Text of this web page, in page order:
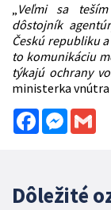
„Veľmi sa
dôstojník
Českú republiku
to komunikáciu
týkajú ochrany
ministerka vnútra
Facebook
Dôležité